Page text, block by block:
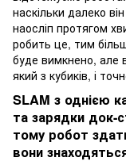
наскільки далеко
наосліп протягом
робить це, тим
буде вимкнено, але
який з кубиків, і
SLAM з однією
та зарядки док-
тому робот
вони